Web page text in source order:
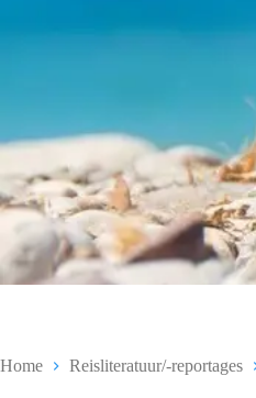
Home Reisliteratuur/-reportages